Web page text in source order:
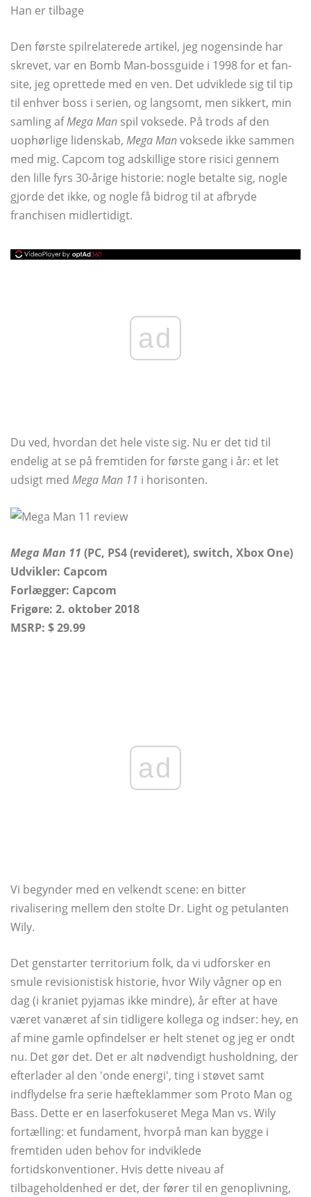
Han er tilbage
Den første spilrelaterede artikel, jeg nogensinde har
skrevet, var en Bomb Man-bossguide i 1998 for et fan-
site, jeg oprettede med en ven. Det udviklede sig til tip
til enhver boss i serien, og langsomt, men sikkert, min
samling afMega Man spil voksede. På trods af den
uophørlige lidenskab, Mega Manvoksede ikke sammen
med mig. Capcom tog adskillige store risici gennem
den lille fyrs 30-årige historie: nogle betalte sig, nogle
gjorde det ikke, og nogle få bidrog til at afbryde
franchisen midlertidigt.
ad
Du ved, hvordan det hele viste sig. Nu er det tid til
endelig at se på fremtiden for første gang i år: et let
udsigt med Mega Man 11 i horisonten.
Mega Man 11 (PC, PS4 (revideret), switch, Xbox One)
Udvikler: Capcom
Forlægger: Capcom
Frigøre: 2. oktober 2018
MSRP: $ 29.99
ad
Vi begynder med en velkendt scene: en bitter
rivalisering mellem den stolte Dr. Light og petulanten
Wily.
Det genstarter territorium folk, da vi udforsker en
smule revisionistisk historie, hvor Wily vågner op en
dag (i kraniet pyjamas ikke mindre), år efter at have
været vanæret af sin tidligere kollega og indser: hey, en
af ​​mine gamle opfindelser er helt stenet og jeg er ondt
nu. Det gør det. Det er alt nødvendigt husholdning, der
efterlader al den 'onde energi', ting i støvet samt
indflydelse fra serie hæfteklammer som Proto Man og
Bass. Dette er en laserfokuseret Mega Man vs. Wily
fortælling: et fundament, hvorpå man kan bygge i
fremtiden uden behov for indviklede
fortidskonventioner. Hvis dette niveau af
tilbageholdenhed er det, der fører til en genoplivning,